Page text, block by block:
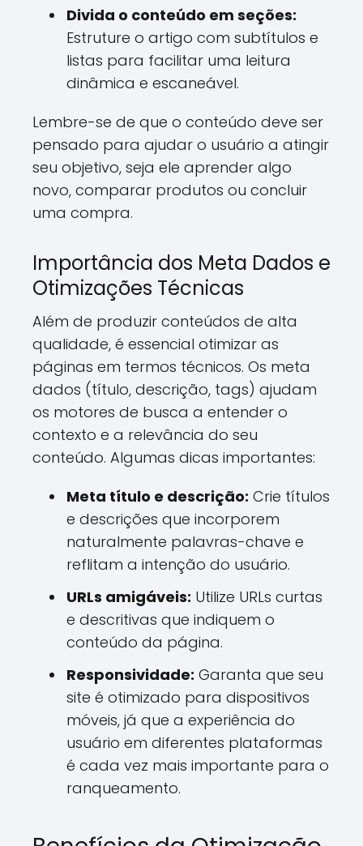
Divida o conteúdo em seções:
Estruture o artigo com subtítulos e
listas para facilitar uma leitura
dinâmica e escaneável.
Lembre-se de que o conteúdo deve ser
pensado para ajudar o usuário a atingir
seu objetivo, seja ele aprender algo
novo, comparar produtos ou concluir
uma compra.
Importância dos Meta Dados e
Otimizações Técnicas
Além de produzir conteúdos de alta
qualidade, é essencial otimizar as
páginas em termos técnicos. Os meta
dados (título, descrição, tags) ajudam
os motores de busca a entender o
contexto e a relevância do seu
conteúdo. Algumas dicas importantes:
Meta título e descrição: Crie títulos
e descrições que incorporem
naturalmente palavras-chave e
reflitam a intenção do usuário.
URLs amigáveis: Utilize URLs curtas
e descritivas que indiquem o
conteúdo da página.
Responsividade: Garanta que seu
site é otimizado para dispositivos
móveis, já que a experiência do
usuário em diferentes plataformas
é cada vez mais importante para o
ranqueamento.